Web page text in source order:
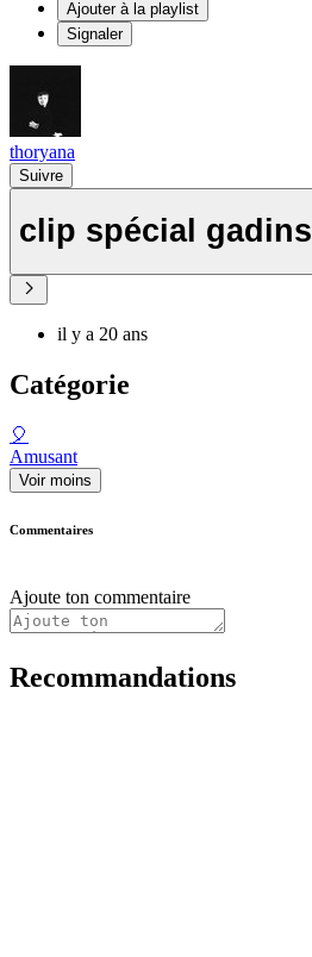
Ajouter à la playlist
Signaler
thoryana
Suivre
clip spécial gadins
il y a 20 ans
Catégorie
🎈
Amusant
Voir moins
Commentaires
Ajoute ton commentaire
Recommandations